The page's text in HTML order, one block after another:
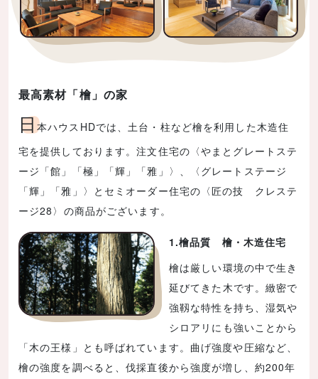
最高素材「檜」の家
日本ハウスHDでは、土台・柱など檜を利用した木造住
宅を提供しております。注文住宅の〈やまとグレートステ
ージ「館」「極」「輝」「雅」〉、〈グレートステージ
「輝」「雅」〉とセミオーダー住宅の〈匠の技 クレステ
ージ28〉の商品がございます。
1.檜品質 檜・木造住宅
檜は厳しい環境の中で生き
延びてきた木です。緻密で
強靱な特性を持ち、湿気や
シロアリにも強いことから
「木の王様」とも呼ばれています。曲げ強度や圧縮など、
檜の強度を調べると、伐採直後から強度が増し、約200年